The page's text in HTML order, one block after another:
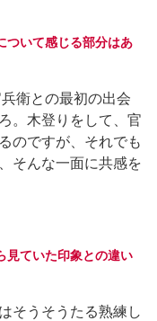
ついて感じる部分はあ
衛との最初の出会
。木登りをして、官
のですが、それでも
そんな一面に共感を
見ていた印象との違い
そうそうたる熟練し